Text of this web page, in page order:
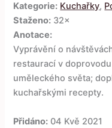
Kategorie: Kuchařky,
Staženo: 32×
Anotace:
Vyprávění o
restaurací v
uměleckého světa;
kuchařskými recepty.
Přidáno: 04 Kvě 2021